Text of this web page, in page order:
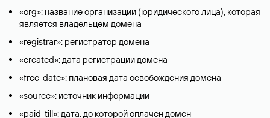
«org»: название организации (юридического лица), которая
является владельцем домена
«registrar»: регистратор домена
«created»: дата регистрации домена
«free-date»: плановая дата освобождения домена
«source»: источник информации
«paid-till»: дата, до которой оплачен домен